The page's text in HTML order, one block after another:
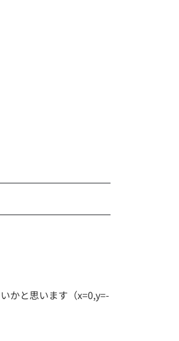
かと思います（x=0,y=-